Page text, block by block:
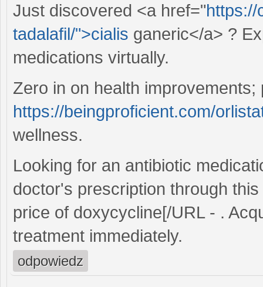
Just discovered <a href="https://
tadalafil/">cialis ganeric</a> ?
medications virtually.
Zero in on health improvements;
https://beingproficient.com/
wellness.
Looking for an antibiotic
doctor's prescription through
price of doxycycline[/URL - .
treatment immediately.
odpowiedz